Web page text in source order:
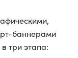
баннерами
три этапа: